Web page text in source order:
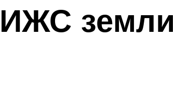
ИЖС земли